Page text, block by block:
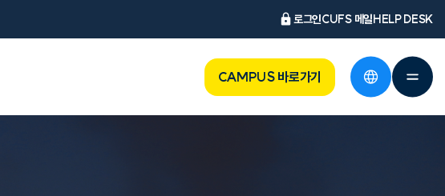
로그인CUFS 메일HELP DESK
CAMPUS 바로가기